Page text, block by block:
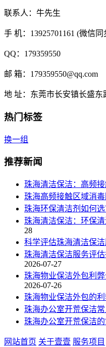
联系人：牛先生
手 机：13925701161 (微信同
QQ：179359550
邮 箱：179359550@qq.com
地 址：东莞市长安镇长盛东
热门标签
换一组
推荐新闻
珠海清洁保洁：高频
珠海高频接触区域消
珠海环保清洁剂如何
珠海清洁保洁：环保
28
科学评估珠海清洁保
珠海清洁保洁服务评
2026-07-27
珠海物业保洁外包利
2026-07-26
珠海物业保洁外包的
珠海办公室开荒保洁
珠海办公室开荒保洁
网站首页 关于壹壹 服务项目